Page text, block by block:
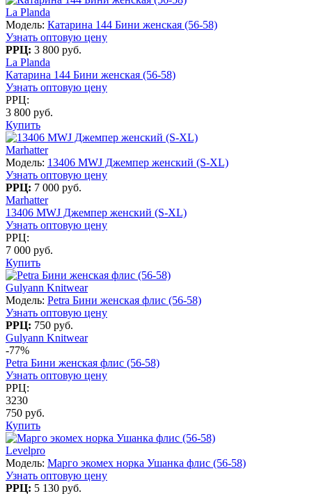
La Planda
Модель: Катарина 144 Бини женская (56-58)
Узнать оптовую цену
РРЦ: 3 800 руб.
La Planda
Катарина 144 Бини женская (56-58)
Узнать оптовую цену
РРЦ:
3 800 руб.
Купить
Marhatter
Модель: 13406 MWJ Джемпер женский (S-XL)
Узнать оптовую цену
РРЦ: 7 000 руб.
Marhatter
13406 MWJ Джемпер женский (S-XL)
Узнать оптовую цену
РРЦ:
7 000 руб.
Купить
Gulyann Knitwear
Модель: Petra Бини женская флис (56-58)
Узнать оптовую цену
РРЦ: 750 руб.
Gulyann Knitwear
-77%
Petra Бини женская флис (56-58)
Узнать оптовую цену
РРЦ:
3230
750 руб.
Купить
Levelpro
Модель: Марго экомех норка Ушанка флис (56-58)
Узнать оптовую цену
РРЦ: 5 130 руб.